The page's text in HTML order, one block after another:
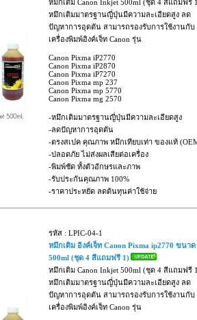
หมึกเติม Canon Inkjet 500ml (ชุด 4 สีแถมฟรี
หมึกเติมมาตรฐานญี่ปุ่นมีความละเอียดสูง ลด
ปัญหาการอุดตัน สามารถรองรับการใช้งานกับ
เครื่องพิมพ์อิงค์เจ็ท Canon รุ่น
Canon Pixma iP2770
Canon Pixma iP2870
Canon Pixma iP7270
Canon Pixma mp 237
Canon Pixma mp 5770
Canon Pixma mg 2570
-หมึกเติมมาตรฐานญี่ปุ่นมีความละเอียดสูง
-ลดปัญหาการอุดตัน
-ตรงสเปค คุณภาพ หมึกเทียบเท่า ของแท้
-ปลอดภัย ไม่ส่งผลเสียต่อเครื่อง
-พิมพ์ชัด ทั้งตัวอักษรและภาพ
-รับประกันคุณภาพ 100%
-ราคาประหยัด ลดต้นทุนค่าใช้จ่าย
รหัส : LPIC-04-1
หมึกเติม อิงค์เจ็ท Canon Pixma ip2770 ขนาด
500ml (ชุด 4 สีแถมฟรี 1)
หมึกเติม Canon Inkjet 500ml (ชุด 4 สีแถมฟรี
หมึกเติมมาตรฐานญี่ปุ่นมีความละเอียดสูง ลด
ปัญหาการอุดตัน สามารถรองรับการใช้งานกับ
เครื่องพิมพ์อิงค์เจ็ท Canon รุ่น